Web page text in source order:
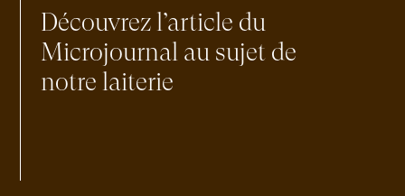
Découvrez l’article du
Microjournal au sujet de
notre laiterie